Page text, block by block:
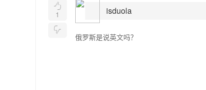

1

isduola
俄罗斯是说英文吗？